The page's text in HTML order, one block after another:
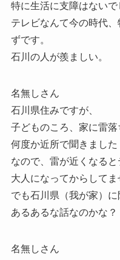
特に生活に支障はないで
テレビなんて今の時代
ずです。
石川の人が羨ましい。
名無しさん
石川県住みですが、
子どものころ、家に雷
何度か近所で聞きました
なので、雷が近くなる
大人になってからしてま
でも石川県（我が家）に
あるあるな話なのかな？
名無しさん